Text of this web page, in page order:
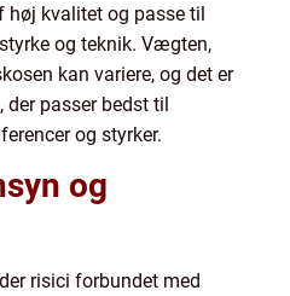
kvalitet og passe til
og teknik. Vægten,
kan variere, og det er
passer bedst til
og styrker.
og
risici forbundet med